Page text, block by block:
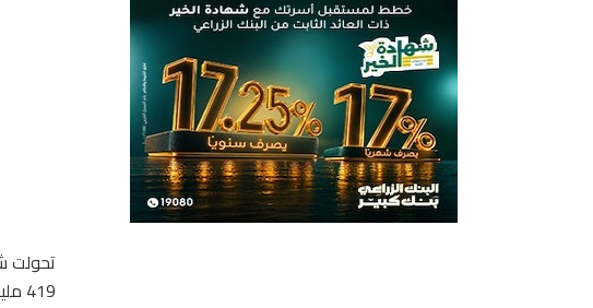
419 مليون جنيه في الفترة المقارنة من عام 2025.